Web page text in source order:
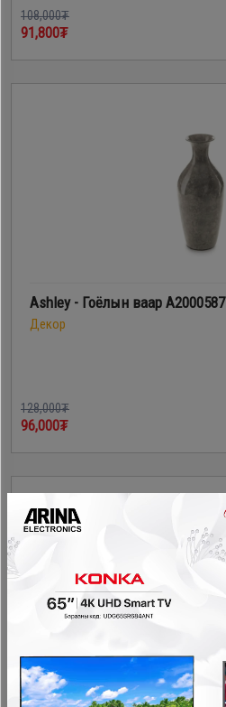
108,000₮
91,800₮
Ashley - Гоёлын ваар A2000587
Декор
128,000₮
96,000₮
Ashley - Бүтээлэг A1000769